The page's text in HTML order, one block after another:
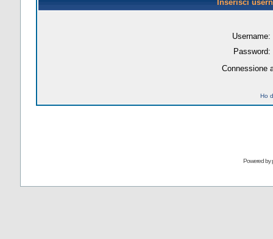
Inserisci
Username:
Password:
Connessione
Ho
Powered by